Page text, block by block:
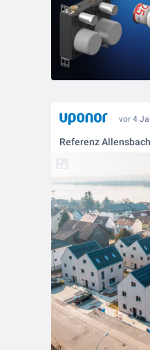
vor 4
Referenz